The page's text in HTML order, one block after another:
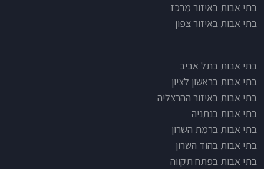
בתי אבות באיזור מרכז
בתי אבות באיזור צפון
בתי אבות בתל אביב
בתי אבות בראשון לציון
בתי אבות באיזור ההרצליה
בתי אבות בנתניה
בתי אבות ברמת השרון
בתי אבות בהוד השרון
בתי אבות בפתח תקווה